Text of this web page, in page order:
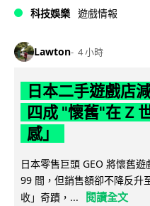
科技娛樂 遊戲情報
Lawton 4 小時
日本二手遊戲店
四成 "懷舊"在 Z
感」
日本零售巨頭 GEO 將懷舊
99 間，但銷售額卻不降反升
收」奇蹟，...
閱讀全文